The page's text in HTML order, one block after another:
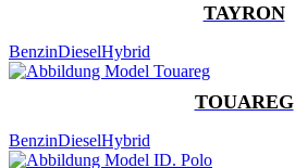
TAYRON
BenzinDieselHybrid
TOUAREG
BenzinDieselHybrid